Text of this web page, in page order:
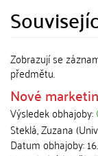
Zobrazují se
předmětu.
Nové
Výsledek obhajoby:
Steklá, Zuzana(
Datum obhajoby: